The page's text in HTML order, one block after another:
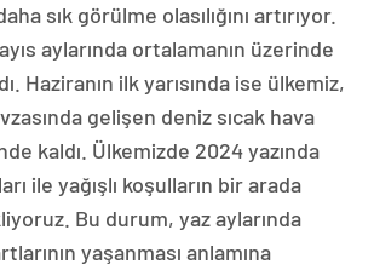
sık görülme olasılığını artırıyor.
aylarında ortalamanın üzerinde
Haziranın ilk yarısında ise ülkemiz,
gelişen deniz sıcak hava
kaldı. Ülkemizde 2024 yazında
ile yağışlı koşulların bir arada
Bu durum, yaz aylarında
yaşanması anlamına